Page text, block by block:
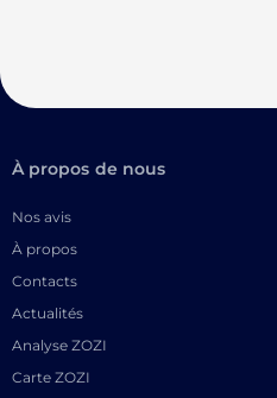
À propos de nous
Nos avis
À propos
Contacts
Actualités
Analyse ZOZI
Carte ZOZI